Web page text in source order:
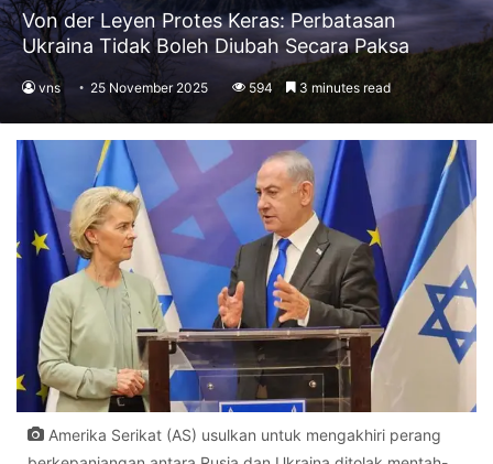
Von der Leyen Protes Keras: Perbatasan
Ukraina Tidak Boleh Diubah Secara Paksa
vns 25 November 2025 594 3 minutes read
Amerika Serikat (AS) usulkan untuk mengakhiri perang